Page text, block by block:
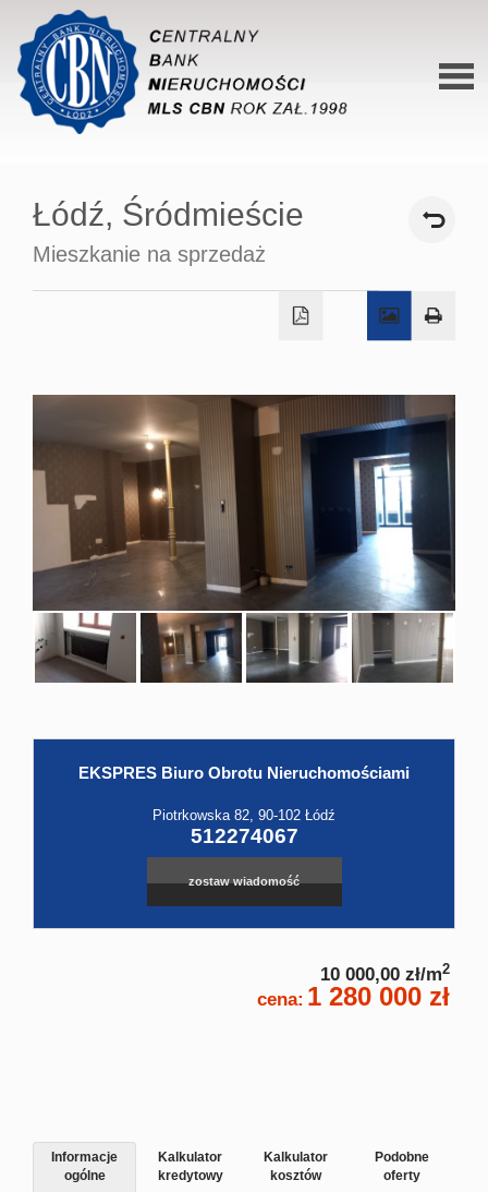
O
Łódź, Śródmieście
Mieszkanie na sprzedaż
EKSPRES Biuro Obrotu Nieruchomościami
Piotrkowska 82, 90-102 Łódź
512274067
zostaw wiadomość
10 000,00 zł/m2
cena: 1 280 000 zł
Informacje
ogólne
Kalkulator
kredytowy
Kalkulator
kosztów
Podobne
oferty